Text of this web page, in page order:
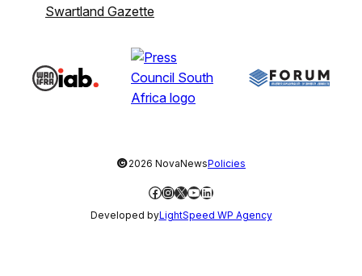
Swartland Gazette
©2026 NovaNewsPolicies
Facebook
Instagram
X YouTube
LinkedIn
Developed byLightSpeed WP Agency